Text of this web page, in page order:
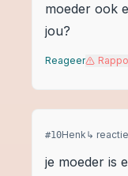
moeder ook
jou?
Reageer
#10Henk ↳
je moeder is